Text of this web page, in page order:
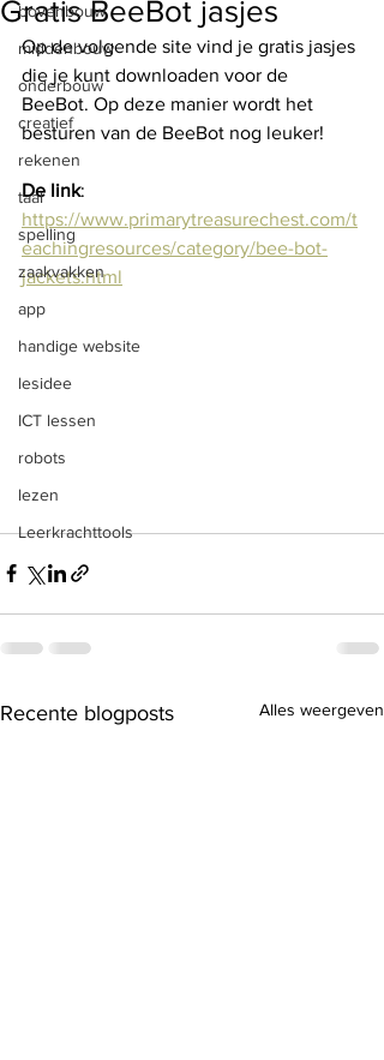
bovenbouw
middenbouw
onderbouw
creatief
rekenen
taal
spelling
zaakvakken
app
handige website
lesidee
ICT lessen
robots
lezen
Leerkrachttools
Gratis BeeBot jasjes
Op de volgende site vind je gratis jasjes
die je kunt downloaden voor de
BeeBot. Op deze manier wordt het
besturen van de BeeBot nog leuker!
De link:
https://www.primarytreasurechest.com/t
eachingresources/category/bee-bot-
jackets.html
Recente blogposts Alles weergeven